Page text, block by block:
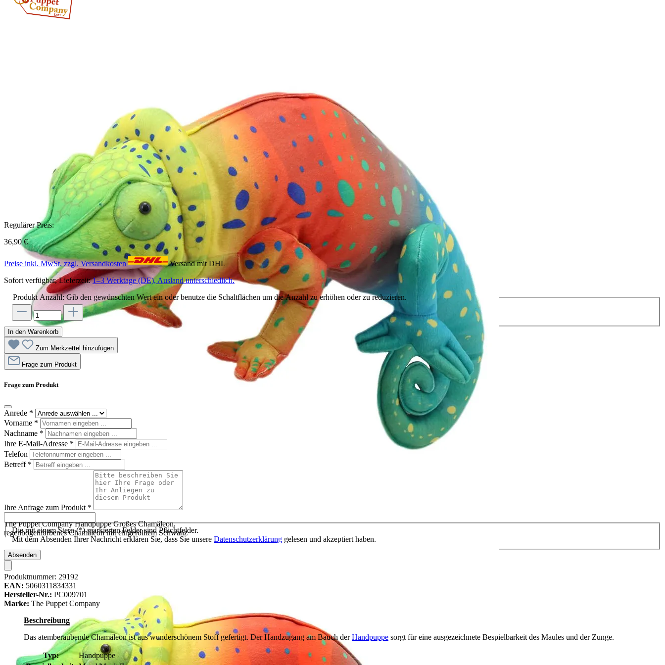
The Puppet Company Handpuppe Großes Chamäleon,
regenbogenfarbenes Chamäleon mit eingerolltem Schwanz
Regulärer Preis:
36,90 €
Preise inkl. MwSt. zzgl. Versandkosten
Versand mit DHL
Sofort verfügbar, Lieferzeit:1–3 Werktage (DE), Ausland unterschiedlich.
Produkt Anzahl: Gib den gewünschten Wert ein oder benutze die Schaltflächen um die Anzahl zu erhöhen oder zu reduzieren.
In den Warenkorb
Zum Merkzettel hinzufügen
Frage zum Produkt
Frage zum Produkt
Anrede *
Vorname *
Nachname *
Ihre E-Mail-Adresse *
Telefon
Betreff *
Ihre Anfrage zum Produkt *
Die mit einem Stern (*) markierten Felder sind Pflichtfelder.
Mit dem Absenden Ihrer Nachricht erklären Sie, dass Sie unsere Datenschutzerklärung gelesen und akzeptiert haben.
Absenden
Produktnummer: 29192
EAN: 5060311834331
Hersteller-Nr.: PC009701
Marke: The Puppet Company
Beschreibung
Das atemberaubende Chamäleon ist aus wunderschönem Stoff gefertigt. Der Handzugang am Bauch derHandpuppe sorgt für eine ausgezeichnete Bespielbarkeit des Maules und der Zunge.
Typ:
Handpuppe